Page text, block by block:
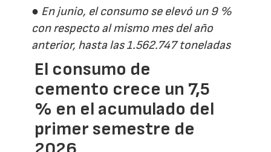
● En junio, el consumo se elevó un 9 %
con respecto al mismo mes del año
anterior, hasta las 1.562.747 toneladas
El consumo de
cemento crece un 7,5
% en el acumulado del
primer semestre de